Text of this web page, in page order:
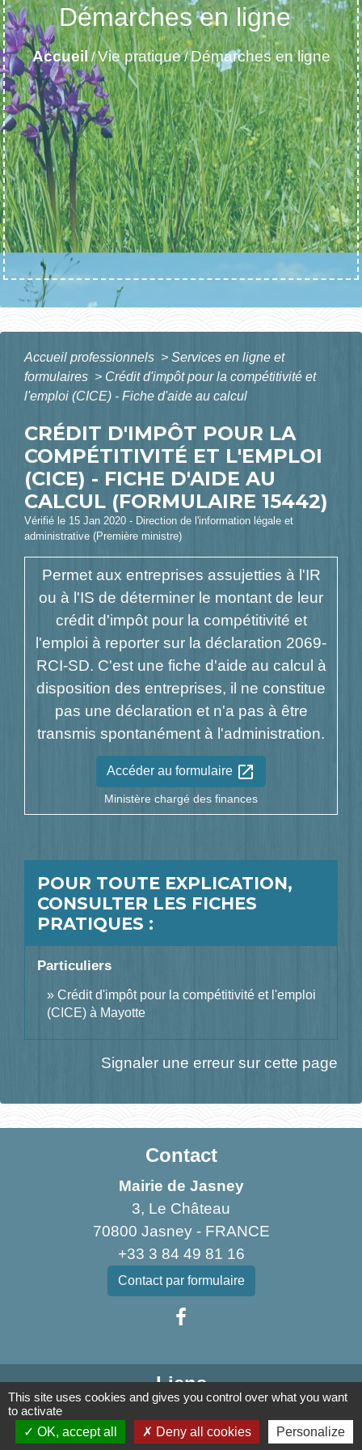
Démarches en ligne
Accueil/Vie pratique/Démarches en ligne
Accueil professionnels > Services en ligne et
formulaires > Crédit d'impôt pour la compétitivité et
l'emploi (CICE) - Fiche d'aide au calcul
CRÉDIT D'IMPÔT POUR LA
COMPÉTITIVITÉ ET L'EMPLOI
(CICE) - FICHE D'AIDE AU
CALCUL (FORMULAIRE 15442)
Vérifié le 15 Jan 2020 - Direction de l'information légale et
administrative (Première ministre)
Permet aux entreprises assujetties à l'IR
ou à l'IS de déterminer le montant de leur
crédit d'impôt pour la compétitivité et
l'emploi à reporter sur la déclaration 2069-
RCI-SD. C'est une fiche d'aide au calcul à
disposition des entreprises, il ne constitue
pas une déclaration et n'a pas à être
transmis spontanément à l'administration.
Accéder au formulaire open_in_new
Ministère chargé des finances
POUR TOUTE EXPLICATION,
CONSULTER LES FICHES
PRATIQUES :
Particuliers
Crédit d'impôt pour la compétitivité et l'emploi
(CICE) à Mayotte
Signaler une erreur sur cette page
Contact
Mairie de Jasney
3, Le Château
70800 Jasney - FRANCE
+33 3 84 49 81 16
Contact par formulaire
Liens
Communauté de Communes de la Haute Comté
OT Luxeuil Vosges du Sud
This site uses cookies and gives you control over what you want
to activate
OK, accept all
Deny all cookies Personalize